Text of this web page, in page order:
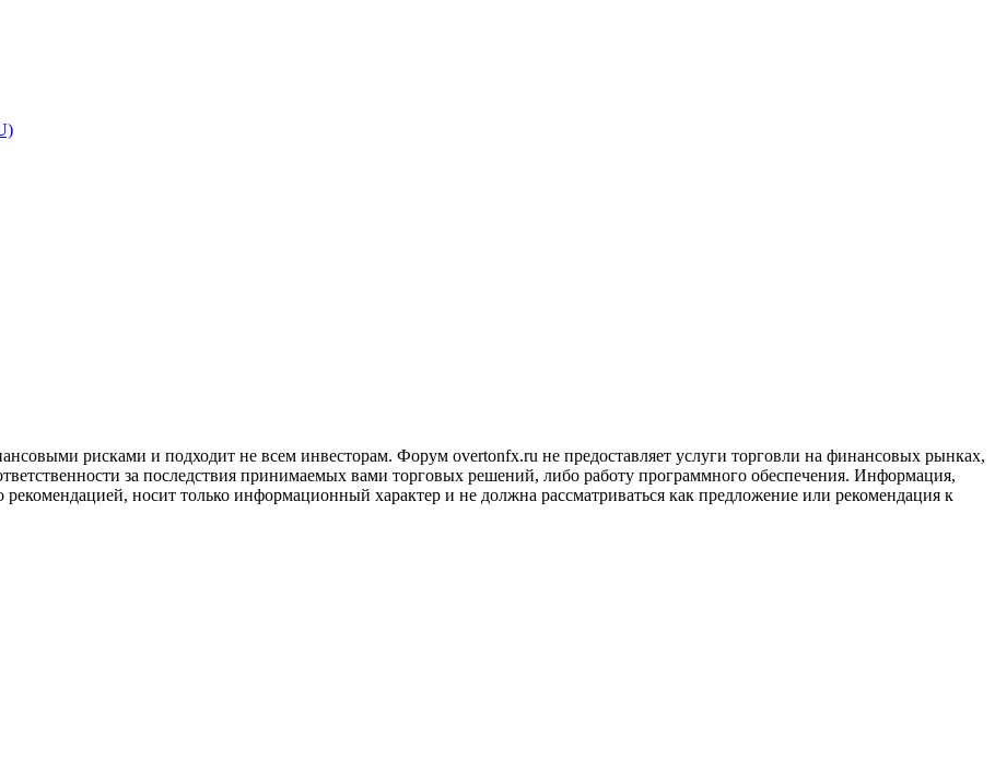
рисками и подходит не всем инвесторам. Форум overtonfx.ru не предоставляет услуги торговли на финансовых рынках,
за последствия принимаемых вами торговых решений, либо работу программного обеспечения. Информация,
носит только информационный характер и не должна рассматриваться как предложение или рекомендация к